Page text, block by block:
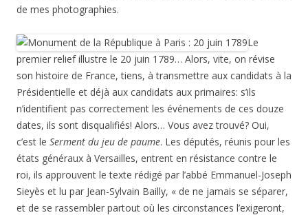
de mes photographies.
Le
premier relief illustre le 20 juin 1789… Alors, vite, on révise
son histoire de France, tiens, à transmettre aux candidats à la
Présidentielle et déjà aux candidats aux primaires: s’ils
n’identifient pas correctement les événements de ces douze
dates, ils sont disqualifiés! Alors… Vous avez trouvé? Oui,
c’est le Serment du jeu de paume. Les députés, réunis pour les
états généraux à Versailles, entrent en résistance contre le
roi, ils approuvent le texte rédigé par l’abbé Emmanuel-Joseph
Sieyès et lu par Jean-Sylvain Bailly, « de ne jamais se séparer,
et de se rassembler partout où les circonstances l’exigeront,